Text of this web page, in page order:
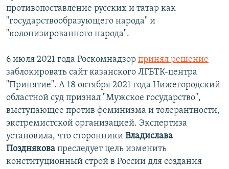
противопоставление русских и татар как
"государствообразующего народа" и
"колонизированного народа".
6 июля 2021 года Роскомнадзор принял решение
заблокировать сайт казанского ЛГБТК-центра
"Принятие". А 18 октября 2021 года Нижегородский
областной суд признал "Мужское государство",
выступающее против феминизма и толерантности,
экстремистской организацией. Экспертиза
установила, что сторонники Владислава
Позднякова преследует цель изменить
конституционный строй в России для создания